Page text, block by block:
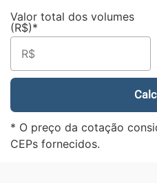
Valor total dos volumes
(R$)*
* O preço da cotação
CEPs fornecidos.